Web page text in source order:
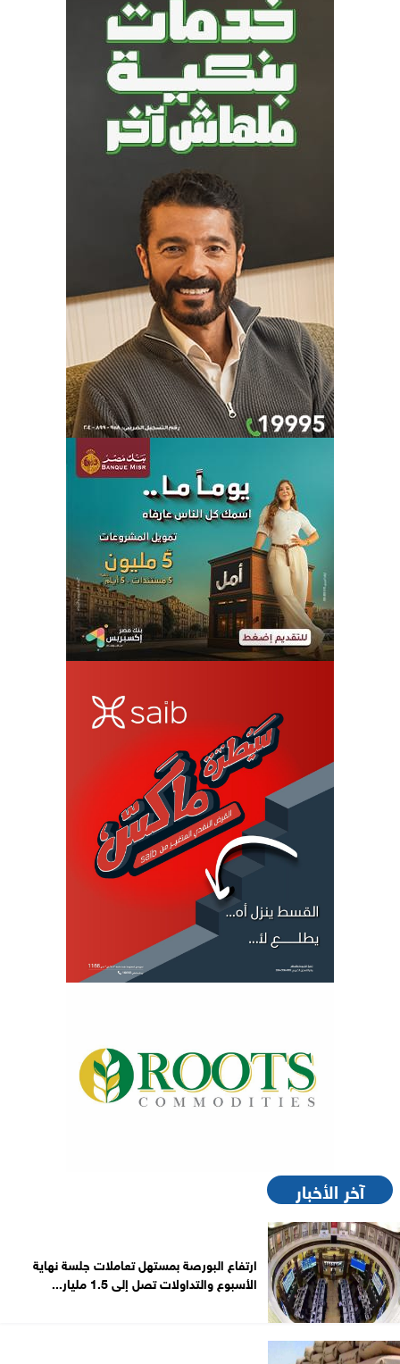
آخر الأخبار
ارتفاع البورصة بمستهل تعاملات جلسة نهاية
الأسبوع والتداولات تصل إلى 1.5 مليار...